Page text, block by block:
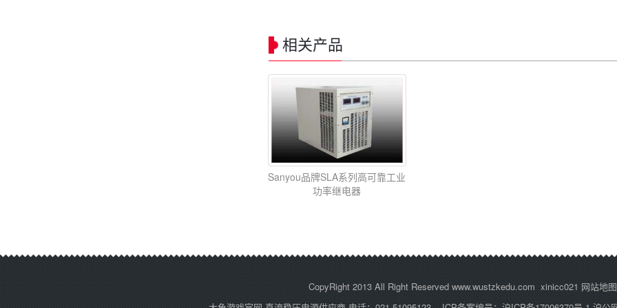
相关产品
Sanyou品牌SLA系列高可靠工业
功率继电器
CopyRight 2013 All Right Reserved www.wustzkedu.com xinicc021 网站地图